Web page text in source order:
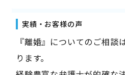
実績・お客様の声
『離婚』についてのご相談
ります。